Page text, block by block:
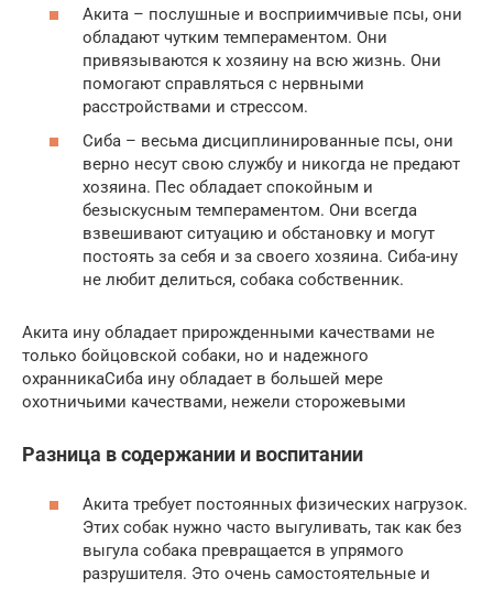
Акита – послушные и восприимчивые псы, они
обладают чутким темпераментом. Они
привязываются к хозяину на всю жизнь. Они
помогают справляться с нервными
расстройствами и стрессом.
Сиба – весьма дисциплинированные псы, они
верно несут свою службу и никогда не предают
хозяина. Пес обладает спокойным и
безыскусным темпераментом. Они всегда
взвешивают ситуацию и обстановку и могут
постоять за себя и за своего хозяина. Сиба-ину
не любит делиться, собака собственник.
Акита ину обладает прирожденными качествами не
только бойцовской собаки, но и надежного
охранникаСиба ину обладает в большей мере
охотничьими качествами, нежели сторожевыми
Разница в содержании и воспитании
Акита требует постоянных физических нагрузок.
Этих собак нужно часто выгуливать, так как без
выгула собака превращается в упрямого
разрушителя. Это очень самостоятельные и